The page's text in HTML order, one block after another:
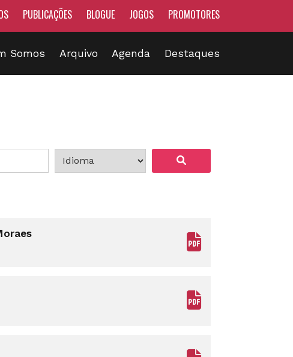
PUBLICAÇÕES BLOGUE JOGOS PROMOTORES
Somos Arquivo Agenda Destaques